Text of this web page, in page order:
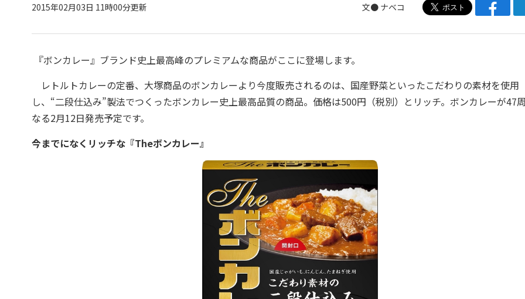
2015年02月03日 11時00分更新 文● ナベコ
『ボンカレー』ブランド史上最高峰のプレミアムな商品がここに登場します。
レトルトカレーの定番、大塚商品のボンカレーより今度販売されるのは、国産野菜といったこだわりの素材を使用
し、“二段仕込み”製法でつくったボンカレー史上最高品質の商品。価格は500円（税別）とリッチ。ボンカレーが47
なる2月12日発売予定です。
今までになくリッチな『Theボンカレー』